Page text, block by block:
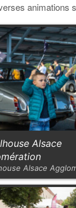
animations
Alsace
Alsace